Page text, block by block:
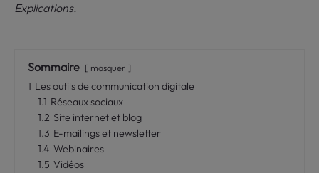
Explications.
Sommaire masquer
1 Les outils de communication digitale
1.1 Réseaux sociaux
1.2 Site internet et blog
1.3 E-mailings et newsletter
1.4 Webinaires
1.5 Vidéos